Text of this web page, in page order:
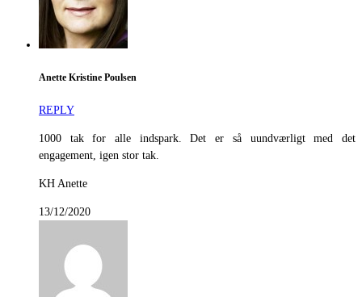
Anette Kristine Poulsen
REPLY
1000 tak for alle indspark. Det er så uundværligt med det
engagement, igen stor tak.
KH Anette
13/12/2020